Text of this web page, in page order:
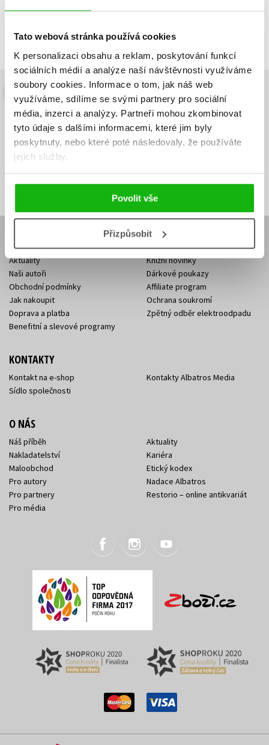
Tato webová stránka používá cookies
K personalizaci obsahu a reklam, poskytování funkcí
sociálních médií a analýze naší návštěvnosti využíváme
soubory cookies. Informace o tom, jak náš web
využíváme, sdílíme se svými partnery pro sociální
média, inzerci a analýzy. Partneři mohou zkombinovat
tyto údaje s dalšími informacemi, které jim byly
poskytnuty, nebo které poté následovaly, že používáte
jejich služby.
Povolit vše
Přizpůsobit
Zobrazuji 1 až 2 z celkem 2 záznamů
Předchozí 1 Další
Budete to vědět jako první!
Zajímá Vás, jaký knižní hit právě vychází, na jaké zboží je výhodná
sleva, jaká běží soutěž o ceny? Přihlášením k odběru našich e-
mailových novineksouhlasíte se zpracováním osobních údajů.
mailová
adresa
mailová
adresa
Vaše e-mailová adresa Přihlásit se
Aktuality
Naši autoři
Obchodní podmínky
Jak nakoupit
Doprava a platba
Benefitní a slevové programy
Knižní novinky
Dárkové poukazy
Affiliate program
Ochrana soukromí
Zpětný odběr elektroodpadu
KONTAKTY
Kontakt na e-shop
Sídlo společnosti
Kontakty Albatros Media
O NÁS
Náš příběh
Nakladatelství
Maloobchod
Pro autory
Pro partnery
Pro média
Aktuality
Kariéra
Etický kodex
Nadace Albatros
Restorio – online antikvariát